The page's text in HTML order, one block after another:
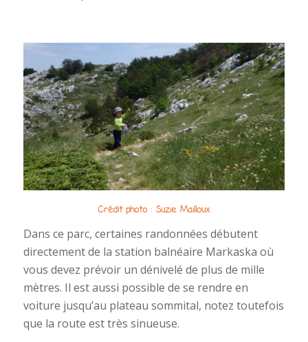
Crédit photo : Suzie Mailloux
Dans ce parc, certaines randonnées débutent
directement de la station balnéaire Markaska où
vous devez prévoir un dénivelé de plus de mille
mètres. Il est aussi possible de se rendre en
voiture jusqu’au plateau sommital, notez toutefois
que la route est très sinueuse.